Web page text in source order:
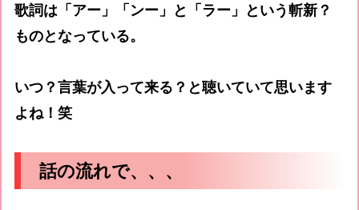
歌詞は「アー」「ンー」と「ラー」という斬新？
ものとなっている。
いつ？言葉が入って来る？と聴いていて思います
よね！笑
話の流れで、、、